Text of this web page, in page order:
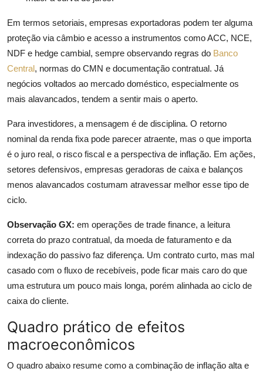
Em termos setoriais, empresas exportadoras podem ter alguma
proteção via câmbio e acesso a instrumentos como ACC, NCE,
NDF e hedge cambial, sempre observando regras do Banco
Central, normas do CMN e documentação contratual. Já
negócios voltados ao mercado doméstico, especialmente os
mais alavancados, tendem a sentir mais o aperto.
Para investidores, a mensagem é de disciplina. O retorno
nominal da renda fixa pode parecer atraente, mas o que importa
é o juro real, o risco fiscal e a perspectiva de inflação. Em ações,
setores defensivos, empresas geradoras de caixa e balanços
menos alavancados costumam atravessar melhor esse tipo de
ciclo.
Observação GX: em operações de trade finance, a leitura
correta do prazo contratual, da moeda de faturamento e da
indexação do passivo faz diferença. Um contrato curto, mas mal
casado com o fluxo de recebíveis, pode ficar mais caro do que
uma estrutura um pouco mais longa, porém alinhada ao ciclo de
caixa do cliente.
Quadro prático de efeitos
macroeconômicos
O quadro abaixo resume como a combinação de inflação alta e